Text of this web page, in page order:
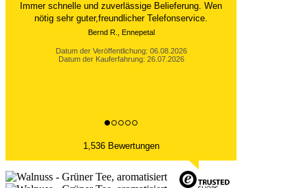
Der Versand ist immer innerhalb von 24 Stunden
abgewickelt. Grossartig. Ich liebe die 1kg
Alubeutel.
Datum der Veröffentlichung: 06.08.2026
Datum der Kauferfahrung: 27.07.2026
1,536 Bewertungen